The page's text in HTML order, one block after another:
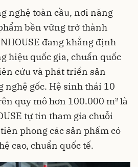
nghệ toàn cầu, nơi năng
bền vững trở thành
đang khẳng định
hiệu quốc gia, chuẩn quốc
cứu và phát triển sản
nghệ gốc. Hệ sinh thái 10
quy mô hơn 100.000 m² là
tự tin tham gia chuỗi
phong các sản phẩm có
cao, chuẩn quốc tế.